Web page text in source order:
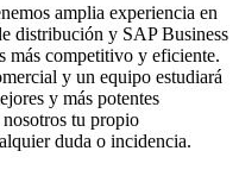
amplia experiencia en
distribución y SAP Business
más competitivo y eficiente.
y un equipo estudiará
y más potentes
nosotros tu propio
duda o incidencia.